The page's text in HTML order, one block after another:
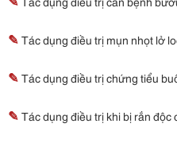
✎ Tác dụng điều trị mụn nhọt lở
✎ Tác dụng điều trị chứng tiểu
✎ Tác dụng điều trị khi bị rắn độc